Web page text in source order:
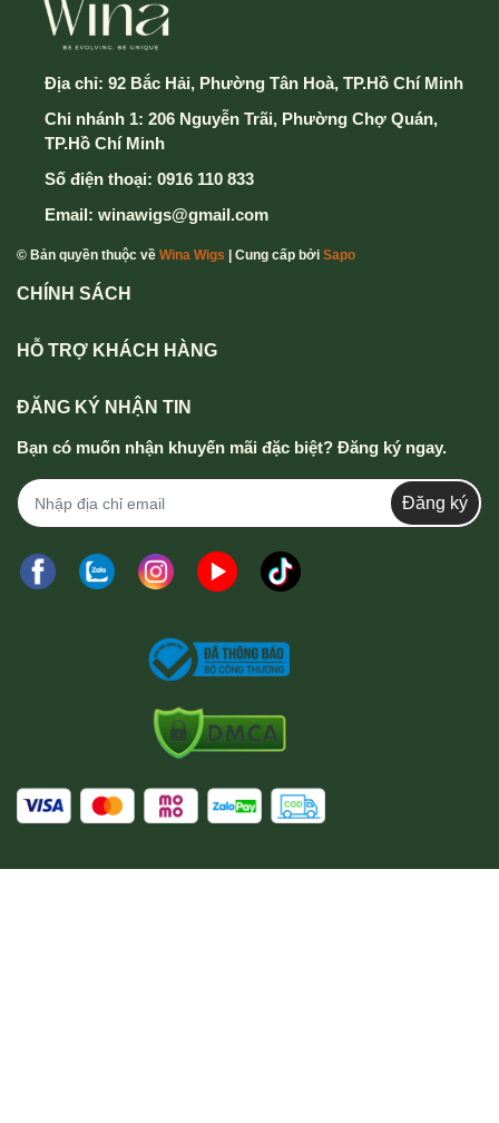
Địa chỉ: 92 Bắc Hải, Phường Tân Hoà, TP.Hồ Chí Minh
Chi nhánh 1: 206 Nguyễn Trãi, Phường Chợ Quán,
TP.Hồ Chí Minh
Số điện thoại: 0916 110 833
Email: winawigs@gmail.com
© Bản quyền thuộc về Wina Wigs | Cung cấp bởi Sapo
CHÍNH SÁCH
HỖ TRỢ KHÁCH HÀNG
ĐĂNG KÝ NHẬN TIN
Bạn có muốn nhận khuyến mãi đặc biệt? Đăng ký ngay.
Đăng ký